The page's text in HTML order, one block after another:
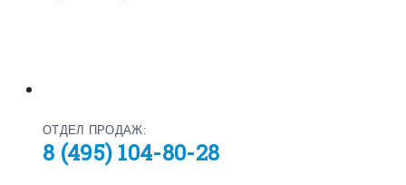
ОТДЕЛ ПРОДАЖ:
8 (495) 104-80-28